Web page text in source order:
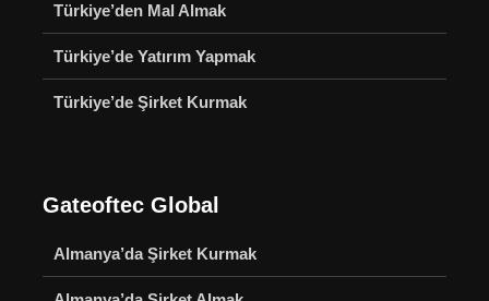
Türkiye’den Mal Almak
Türkiye’de Yatırım Yapmak
Türkiye’de Şirket Kurmak
Gateoftec Global
Almanya’da Şirket Kurmak